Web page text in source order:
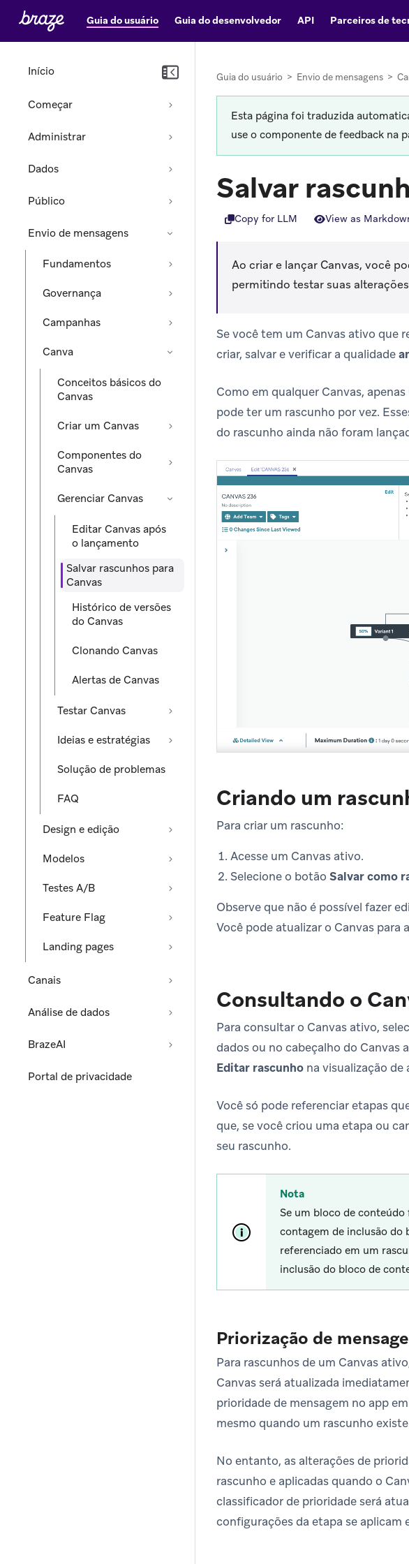
Guia do usuário Guia do desenvolvedor API Parceiros de
Início
Começar
Administrar
Dados
Público
Envio de mensagens
Fundamentos
Governança
Campanhas
Canva
Conceitos básicos do
Canvas
Criar um Canvas
Componentes do
Canvas
Gerenciar Canvas
Editar Canvas após
o lançamento
Salvar rascunhos para
Canvas
Histórico de versões
do Canvas
Clonando Canvas
Alertas de Canvas
Testar Canvas
Ideias e estratégias
Solução de problemas
FAQ
Design e edição
Modelos
Testes A/B
Feature Flag
Landing pages
Canais
Análise de dados
BrazeAI
Portal de privacidade
Guia do usuário > Envio de mensagens >
Esta página foi traduzida
use o componente de feedback na
Salvar
Copy for LLM View as
Ao criar e lançar Canvas, você
permitindo testar suas
Se você tem um Canvas ativo que
criar, salvar e verificar a qualidade
Como em qualquer Canvas,
pode ter um rascunho por vez.
do rascunho ainda não foram
Criando um
Para criar um rascunho:
Acesse um Canvas ativo.
Selecione o botão Salvar como
Observe que não é possível fazer
Você pode atualizar o Canvas para
Consultando o
Para consultar o Canvas ativo,
dados ou no cabeçalho do Canvas
Editar rascunho na visualização de
Você só pode referenciar etapas
que, se você criou uma etapa ou
seu rascunho.
Nota
Se um bloco de conteúdo
contagem de inclusão do
referenciado em um
inclusão do bloco de
Priorização de
Para rascunhos de um Canvas
Canvas será atualizada
prioridade de mensagem no app
mesmo quando um rascunho
No entanto, as alterações de
rascunho e aplicadas quando o
classificador de prioridade será
configurações da etapa se aplicam